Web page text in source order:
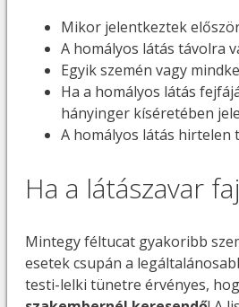
Mikor jelentkeztek
A homályos látás távolra
Egyik szemén vagy
Ha a homályos látás
hányinger kíséretében
A homályos látás hirtelen
Ha a látászavar
Mintegy féltucat gyakoribb
esetek csupán a
testi-lelki tünetre érvényes,